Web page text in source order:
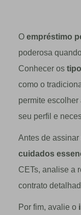
O empréstimo
poderosa
Conhecer os
como o
permite
seu perfil e
Antes de
cuidados
CETs, analise a
contrato
Por fim, avalie o